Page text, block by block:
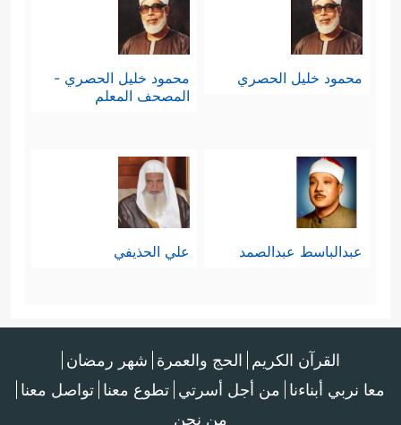
محمود خليل الحصري
محمود خليل الحصري -
المصحف المعلم
عبدالباسط عبدالصمد علي الحذيفي
القرآن الكريم الحج والعمرة شهر رمضان
معا نربي أبناءنا من أجل أسرتي تطوع معنا تواصل معنا
من نحن